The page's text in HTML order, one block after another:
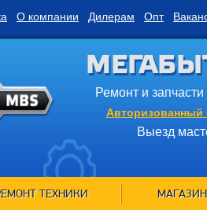
О компании Дилерам Опт
Ремонт и
Авторизованный
Выезд
ТЕХНИКИ